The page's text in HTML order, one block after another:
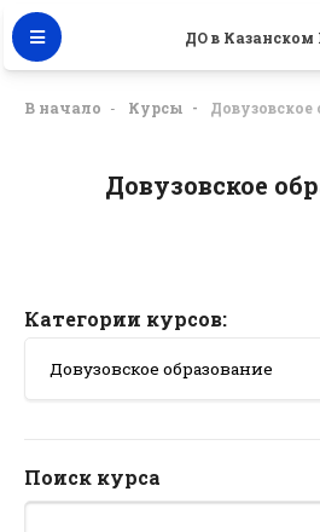
ДО в
В начало Курсы Довузовское
Довузовское
Категории курсов:
Поиск курса